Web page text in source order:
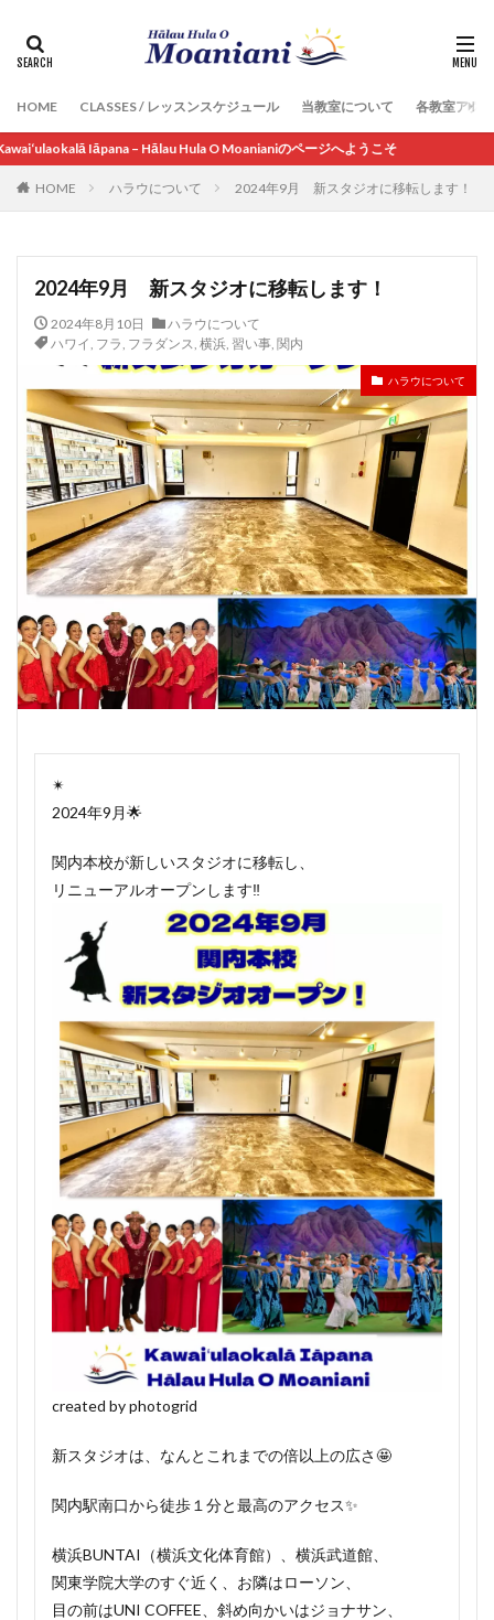
HOME CLASSES / レッスンスケジュール 当教室について 各教室アク
– Hālau Hula O Moanianiのページへようこそ
HOME ハラウについて 2024年9月 新スタジオに移転します！
2024年9月 新スタジオに移転します！
2024年8月10日
ハラウについて
ハワイ, フラ, フラダンス, 横浜, 習い事, 関内
ハラウについて
✴︎
2024年9月🌟
関内本校が新しいスタジオに移転し、
リニューアルオープンします‼️
created by photogrid
新スタジオは、なんとこれまでの倍以上の広さ🤩
関内駅南口から徒歩１分と最高のアクセス✨
横浜BUNTAI（横浜文化体育館）、横浜武道館、
関東学院大学のすぐ近く、お隣はローソン、
目の前はUNI COFFEE、斜め向かいはジョナサン、